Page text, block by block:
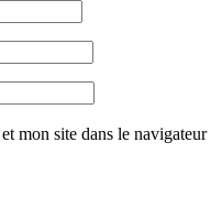
mon site dans le navigateur